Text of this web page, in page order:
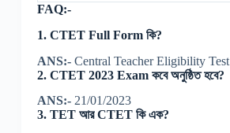
FAQ:-
1. CTET Full Form কি?
ANS:- Central Teacher Eligibility Test
2. CTET 2023 Exam কবে অনুষ্ঠিত হবে?
ANS:- 21/01/2023
3. TET আর CTET কি এক?